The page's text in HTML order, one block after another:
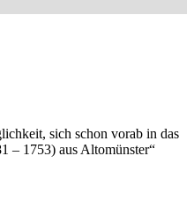
sich schon vorab in das
– 1753) aus Altomünster“